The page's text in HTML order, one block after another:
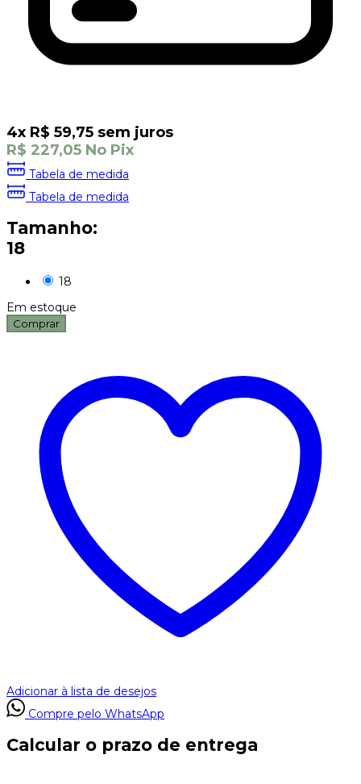
4x R$ 59,75 sem juros
R$ 227,05 No Pix
Tabela de medida
Tabela de medida
Tamanho:
18
18
Em estoque
Comprar
Adicionar à lista de desejos
Compre pelo WhatsApp
Calcular o prazo de entrega